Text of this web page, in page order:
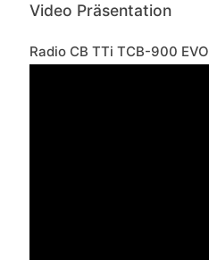
Video Präsentation
Radio CB TTi TCB-900 EVO